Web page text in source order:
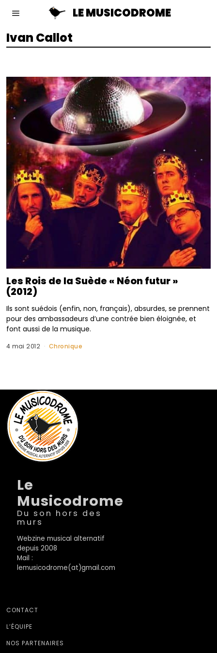
LE MUSICODROME
Ivan Callot
Les Rois de la Suède « Néon futur »
(2012)
Ils sont suédois (enfin, non, français), absurdes, se prennent
pour des ambassadeurs d’une contrée bien éloignée, et
font aussi de la musique.
4 mai 2012 Chronique
Le
Musicodrome
Du son hors des
murs
Webzine musical alternatif
depuis 2008
Mail :
lemusicodrome(at)gmail.com
CONTACT
L’ÉQUIPE
NOS PARTENAIRES